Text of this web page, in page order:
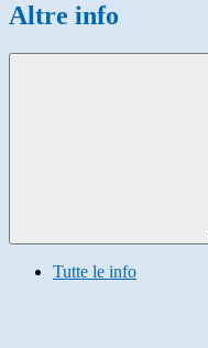
Altre info
Tutte le info